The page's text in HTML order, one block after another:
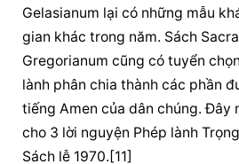
Gelasianum lại có những mẫu
gian khác trong năm. Sách
Gregorianum cũng có tuyển
lành phân chia thành các phần
tiếng Amen của dân chúng. Đây
cho 3 lời nguyện Phép lành
Sách lễ 1970.[11]